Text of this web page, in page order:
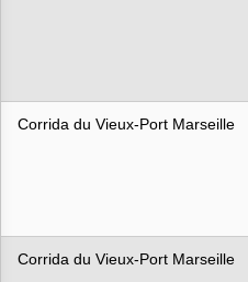
Corrida du Vieux-Port Marseille
Corrida du Vieux-Port Marseille